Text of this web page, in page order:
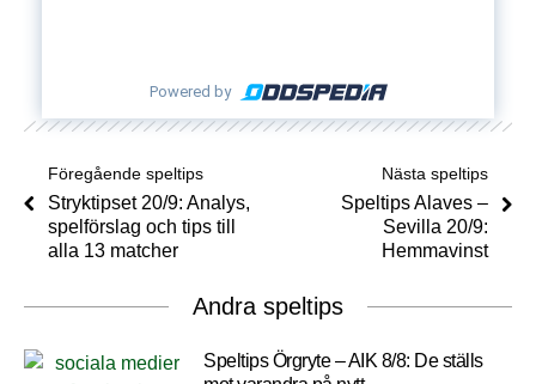
Powered by
Föregående speltips
Stryktipset 20/9: Analys,
spelförslag och tips till
alla 13 matcher
Nästa speltips
Speltips Alaves –
Sevilla 20/9:
Hemmavinst
Andra speltips
Speltips Örgryte – AIK 8/8: De ställs